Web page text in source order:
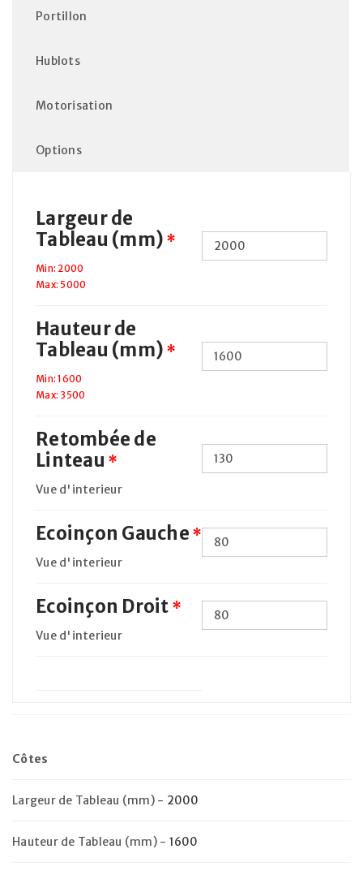
Portillon
Hublots
Motorisation
Options
Largeur de
Tableau (mm) *
Min: 2000
Max: 5000
Hauteur de
Tableau (mm) *
Min: 1600
Max: 3500
Retombée de
Linteau *
Vue d'interieur
Ecoinçon Gauche *
Vue d'interieur
Ecoinçon Droit *
Vue d'interieur
Côtes
Largeur de Tableau (mm)- 2000
Hauteur de Tableau (mm)- 1600